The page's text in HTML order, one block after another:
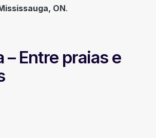
ON.
Entre praias e